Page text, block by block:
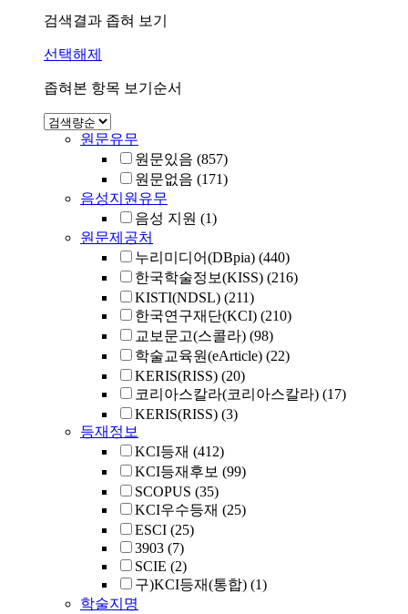
검색결과 좁혀 보기
선택해제
좁혀본 항목 보기순서
원문유무
원문있음 (857)
원문없음 (171)
음성지원유무
음성 지원 (1)
원문제공처
누리미디어(DBpia) (440)
한국학술정보(KISS) (216)
KISTI(NDSL) (211)
한국연구재단(KCI) (210)
교보문고(스콜라) (98)
학술교육원(eArticle) (22)
KERIS(RISS) (20)
코리아스칼라(코리아스칼라) (17)
KERIS(RISS) (3)
등재정보
KCI등재 (412)
KCI등재후보 (99)
SCOPUS (35)
KCI우수등재 (25)
ESCI (25)
3903 (7)
SCIE (2)
구)KCI등재(통합) (1)
학술지명